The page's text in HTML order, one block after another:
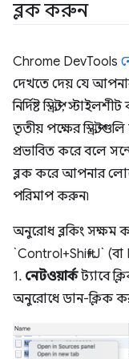
ব্লক করুন
Chrome DevTools
দেখতে দেয় যে
নির্দিষ্ট স্ক্রিপ্ট,
তৃতীয় পক্ষের
প্রভাবিত করে বলে
ব্লক করে আপনার
পরিমাপ করুন৷
অনুরোধ ব্লকিং সক্ষম
`Control+Shift+J`
1. নেটওয়ার্কট্যাবে
অনুরোধে ডান-ক্লিক